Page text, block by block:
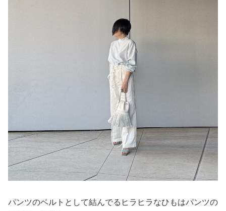
パンツのベルトとして結んでるヒラヒラなひもはパンツの